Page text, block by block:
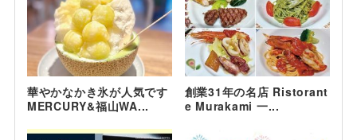
華やかなかき氷が人気です
MERCURY&福山WA...
創業31年の名店 Ristorant
e Murakami 一...